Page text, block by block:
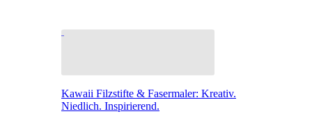
Kawaii Filzstifte & Fasermaler: Kreativ.
Niedlich. Inspirierend.